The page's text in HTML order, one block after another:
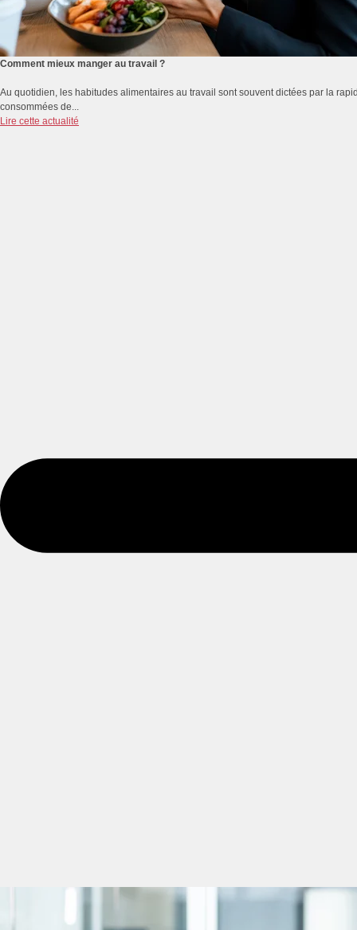
Comment mieux manger au travail ?
Au quotidien, les habitudes alimentaires au travail sont souvent dictées par la
consommées de...
Lire cette actualité